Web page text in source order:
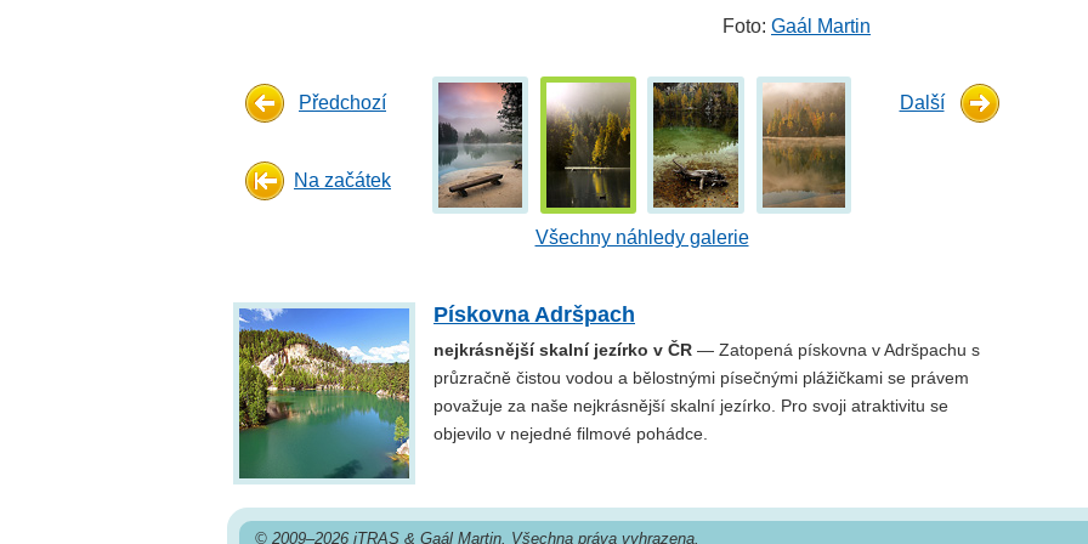
Foto: Gaál Martin
Předchozí
Na začátek
Všechny náhledy galerie
Další
Pískovna Adršpach
nejkrásnější skalní jezírko v ČR — Zatopená pískovna v Adršpachu s
průzračně čistou vodou a bělostnými písečnými plážičkami se právem
považuje za naše nejkrásnější skalní jezírko. Pro svoji atraktivitu se
objevilo v nejedné filmové pohádce.
© 2009–2026 iTRAS & Gaál Martin. Všechna práva vyhrazena.